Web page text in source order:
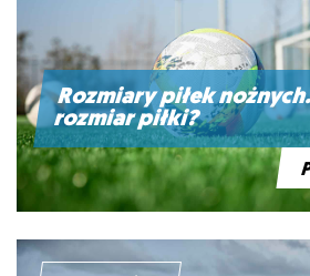
Rozmiary piłek
rozmiar piłki?